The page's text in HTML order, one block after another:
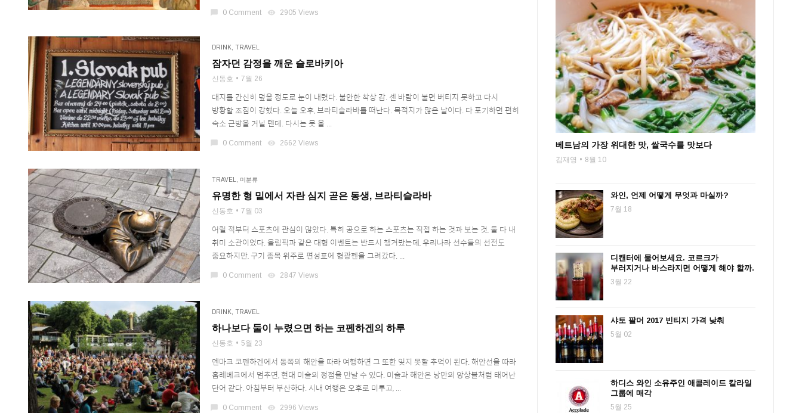
chat_bubble 0 Comment visibility 2905 Views
DRINK TRAVEL
잠자던 감정을 깨운 슬로바키아
신동호 7월 26
대지를 간신히 덮을 정도로 눈이 내렸다. 불안한 착상 감. 센 바람이 불면 버티지 못하고 다시
방황할 조짐이 강했다. 오늘 오후, 브라티슬라바를 떠난다. 목적지가 많은 날이다. 다 포기하면 편히
숙소 근방을 거닐 텐데. 다시는 못 올 ...
chat_bubble 0 Comment visibility 2662 Views
TRAVEL 미분류
유명한 형 밑에서 자란 심지 곧은 동생, 브라티슬라바
신동호 7월 03
어릴 적부터 스포츠에 관심이 많았다. 특히 공으로 하는 스포츠는 직접 하는 것과 보는 것, 둘 다 내
취미 소관이었다. 올림픽과 같은 대형 이벤트는 반드시 챙겨봤는데, 우리나라 선수들의 선전도
중요하지만, 구기 종목 위주로 편성표에 형광펜을 그려갔다. ...
chat_bubble 0 Comment visibility 2847 Views
DRINK TRAVEL
하나보다 둘이 누렸으면 하는 코펜하겐의 하루
신동호 5월 23
덴마크 코펜하겐에서 동쪽의 해안을 따라 여행하면 그 또한 잊지 못할 추억이 된다. 해안선을 따라
훔레베크에서 멈추면, 현대 미술의 정점을 만날 수 있다. 미술과 해안은 낭만의 앙상블처럼 태어난
단어 같다. 아침부터 부산하다. 시내 여행은 오후로 미루고, ...
chat_bubble 0 Comment visibility 2996 Views
베트남의 가장 위대한 맛, 쌀국수를 맛보다
김재영 8월 10
와인, 언제 어떻게 무엇과 마실까?
7월 18
디캔터에 물어보세요. 코르크가
부러지거나 바스라지면 어떻게 해야 할까.
3월 22
샤토 팔머 2017 빈티지 가격 낮춰
5월 02
하디스 와인 소유주인 애콜레이드 칼라일
그룹에 매각
5월 25